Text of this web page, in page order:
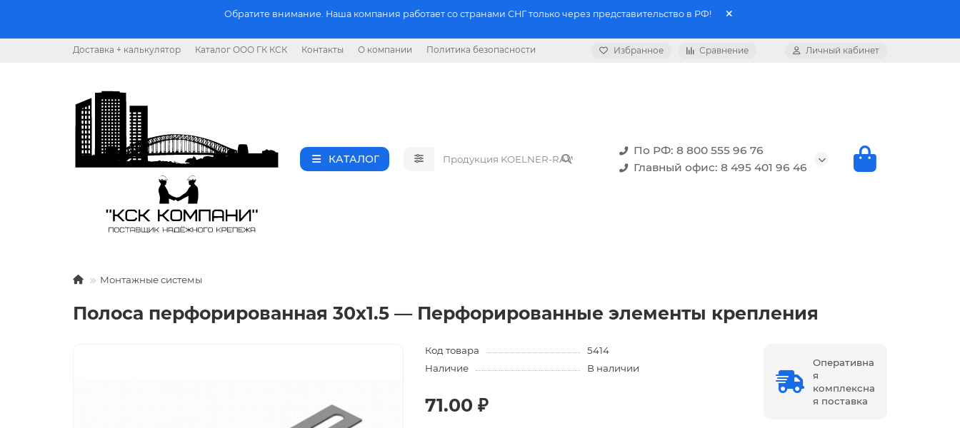
Обратите внимание. Наша компания работает со странами СНГ только через представительство в РФ!
Доставка + калькулятор Каталог ООО ГК КСК Контакты О компании Политика безопасности Избранное Сравнение Личный кабинет
КАТАЛОГ
По РФ: 8 800 555 96 76
Главный офис: 8 495 401 96 46
Монтажные системы
Полоса перфорированная 30x1.5 — Перфорированные элементы крепления
Код товара
5414
Наличие
В наличии
71.00 ₽
Оперативна
я
комплексна
я поставка